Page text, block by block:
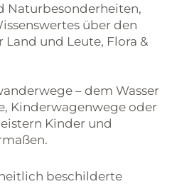
Naturbesonderheiten,
über den
und Leute, Flora &
– dem Wasser
Kinderwagenwege oder
Kinder und
beschilderte